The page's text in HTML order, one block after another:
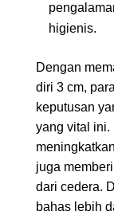
higienis.
Dengan
diri 3 cm,
keputusan
yang vital ini.
juga
dari cedera.
bahas lebih